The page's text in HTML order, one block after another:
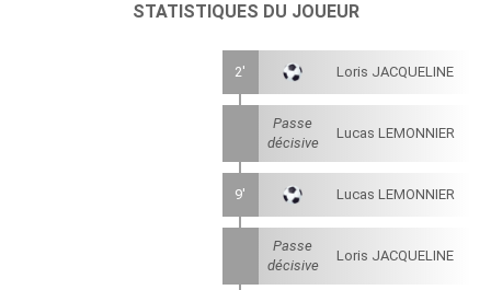
STATISTIQUES DU JOUEUR
2' Loris JACQUELINE
Passe
décisive
Lucas LEMONNIER
9' Lucas LEMONNIER
Passe
décisive
Loris JACQUELINE